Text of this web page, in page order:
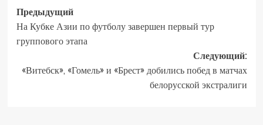
Предыдущий
На Кубке Азии по футболу завершен первый тур
группового этапа
Следующий:
«Витебск», «Гомель» и «Брест» добились побед в матчах
белорусской экстралиги